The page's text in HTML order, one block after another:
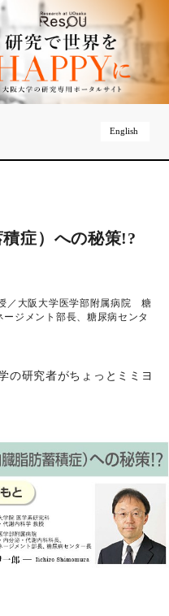
English
症）への秘策!?
／大阪大学医学部附属病院 糖
ジメント部長、糖尿病センタ
の研究者がちょっとミミヨ